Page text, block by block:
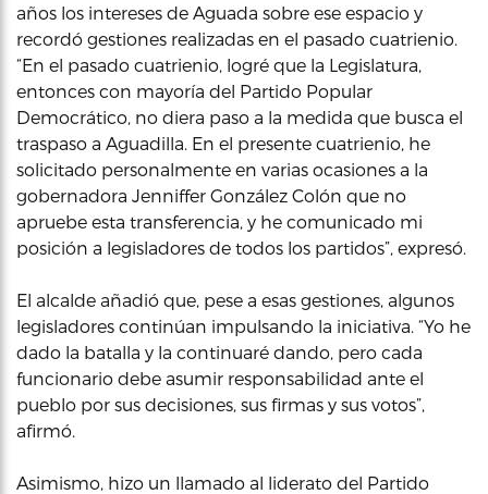
años los intereses de Aguada sobre ese espacio y
recordó gestiones realizadas en el pasado cuatrienio.
“En el pasado cuatrienio, logré que la Legislatura,
entonces con mayoría del Partido Popular
Democrático, no diera paso a la medida que busca el
traspaso a Aguadilla. En el presente cuatrienio, he
solicitado personalmente en varias ocasiones a la
gobernadora Jenniffer González Colón que no
apruebe esta transferencia, y he comunicado mi
posición a legisladores de todos los partidos”, expresó.
El alcalde añadió que, pese a esas gestiones, algunos
legisladores continúan impulsando la iniciativa. “Yo he
dado la batalla y la continuaré dando, pero cada
funcionario debe asumir responsabilidad ante el
pueblo por sus decisiones, sus firmas y sus votos”,
afirmó.
Asimismo, hizo un llamado al liderato del Partido